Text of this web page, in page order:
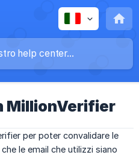
MillionVerifier
per poter convalidare le
le email che utilizzi siano